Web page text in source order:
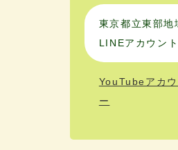
東京都立東部
LINEアカウン
YouTubeアカ
ー